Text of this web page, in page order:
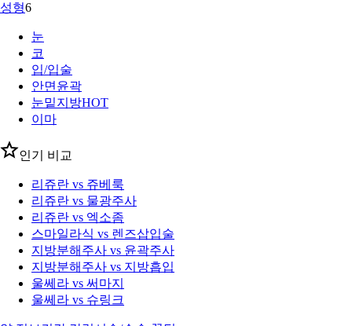
성형6
눈
코
입/입술
안면윤곽
눈밑지방HOT
이마
인기 비교
리쥬란 vs 쥬베룩
리쥬란 vs 물광주사
리쥬란 vs 엑소좀
스마일라식 vs 렌즈삽입술
지방분해주사 vs 윤곽주사
지방분해주사 vs 지방흡입
울쎄라 vs 써마지
울쎄라 vs 슈링크